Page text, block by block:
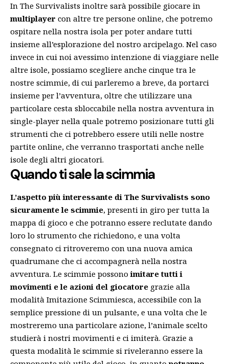
In The Survivalists inoltre sarà possibile giocare in
multiplayer con altre tre persone online, che potremo
ospitare nella nostra isola per poter andare tutti
insieme all’esplorazione del nostro arcipelago. Nel caso
invece in cui noi avessimo intenzione di viaggiare nelle
altre isole, possiamo scegliere anche cinque tra le
nostre scimmie, di cui parleremo a breve, da portarci
insieme per l’avventura, oltre che utilizzare una
particolare cesta sbloccabile nella nostra avventura in
single-player nella quale potremo posizionare tutti gli
strumenti che ci potrebbero essere utili nelle nostre
partite online, che verranno trasportati anche nelle
isole degli altri giocatori.
Quando ti sale la scimmia
L’aspetto più interessante di The Survivalists sono
sicuramente le scimmie, presenti in giro per tutta la
mappa di gioco e che potranno essere reclutate dando
loro lo strumento che richiedono, e una volta
consegnato ci ritroveremo con una nuova amica
quadrumane che ci accompagnerà nella nostra
avventura. Le scimmie possonoimitare tutti i
movimenti e le azioni del giocatore grazie alla
modalità Imitazione Scimmiesca, accessibile con la
semplice pressione di un pulsante, e una volta che le
mostreremo una particolare azione, l’animale scelto
studierà i nostri movimenti e ci imiterà. Grazie a
questa modalità le scimmie si riveleranno essere la